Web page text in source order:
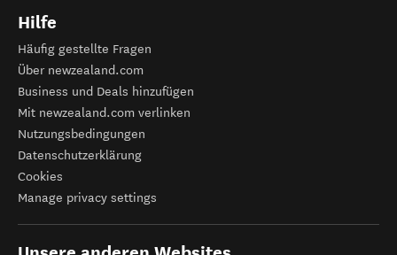
Hilfe
Häufig gestellte Fragen
Über newzealand.com
Business und Deals hinzufügen
Mit newzealand.com verlinken
Nutzungsbedingungen
Datenschutzerklärung
Cookies
Manage privacy settings